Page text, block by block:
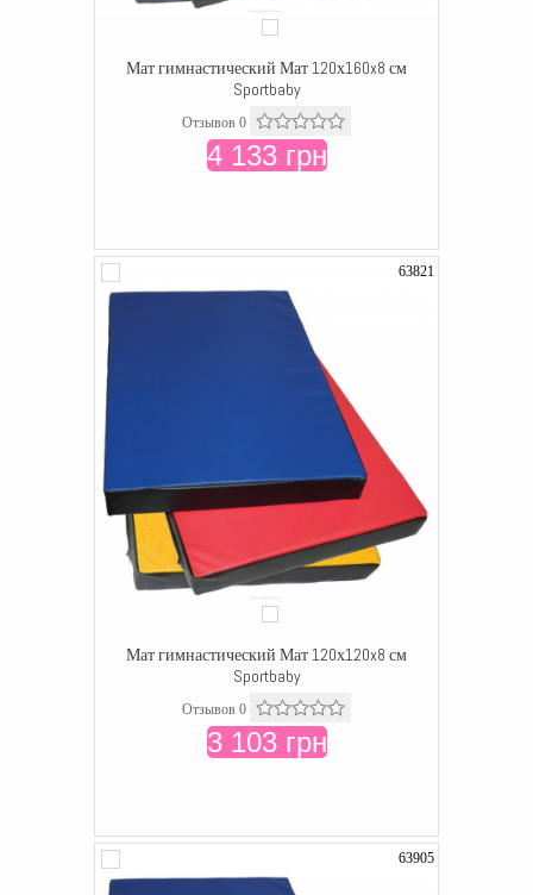
Мат гимнастический Мат 120х160x8 см
Sportbaby
Отзывов 0
4 133 грн
63821
Мат гимнастический Мат 120х120x8 см
Sportbaby
Отзывов 0
3 103 грн
63905